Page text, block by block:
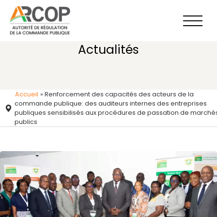
contenu
Actualités
Accueil » Renforcement des capacités des acteurs de la
commande publique: des auditeurs internes des entreprises
publiques sensibilisés aux procédures de passation de
publics